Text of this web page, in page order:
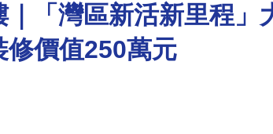
「灣區新活新里程」
修價值250萬元